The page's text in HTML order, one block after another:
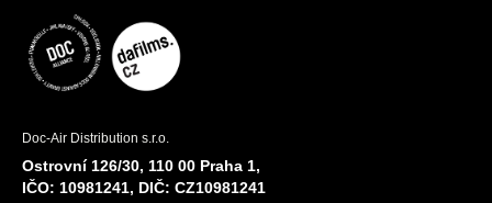
Doc-Air Distribution s.r.o.
Ostrovní 126/30, 110 00 Praha 1,
IČO: 10981241, DIČ: CZ10981241